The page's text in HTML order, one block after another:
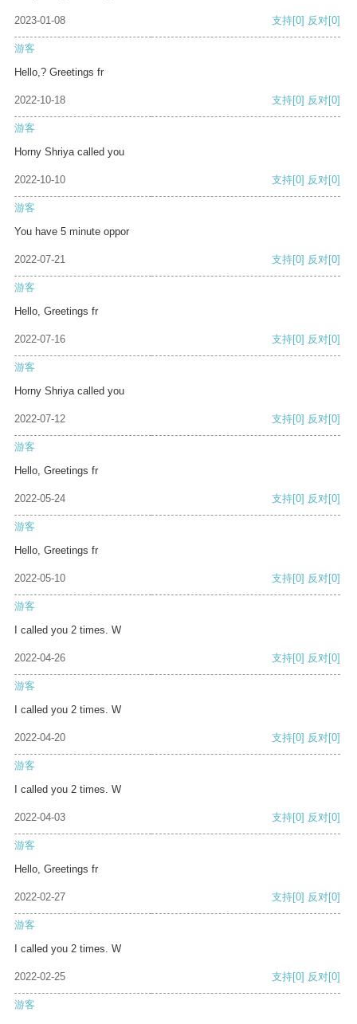
2023-01-08 支持[0] 反对[0]
游客
Hello,? Greetings fr
2022-10-18 支持[0] 反对[0]
游客
Horny Shriya called you
2022-10-10 支持[0] 反对[0]
游客
You have 5 minute oppor
2022-07-21 支持[0] 反对[0]
游客
Hello, Greetings fr
2022-07-16 支持[0] 反对[0]
游客
Horny Shriya called you
2022-07-12 支持[0] 反对[0]
游客
Hello, Greetings fr
2022-05-24 支持[0] 反对[0]
游客
Hello, Greetings fr
2022-05-10 支持[0] 反对[0]
游客
I called you 2 times. W
2022-04-26 支持[0] 反对[0]
游客
I called you 2 times. W
2022-04-20 支持[0] 反对[0]
游客
I called you 2 times. W
2022-04-03 支持[0] 反对[0]
游客
Hello, Greetings fr
2022-02-27 支持[0] 反对[0]
游客
I called you 2 times. W
2022-02-25 支持[0] 反对[0]
游客